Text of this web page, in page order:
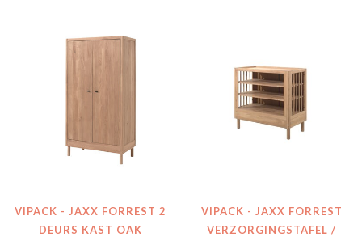
VIPACK - JAXX FORREST 2
DEURS KAST OAK
VIPACK - JAXX FORREST
VERZORGINGSTAFEL /